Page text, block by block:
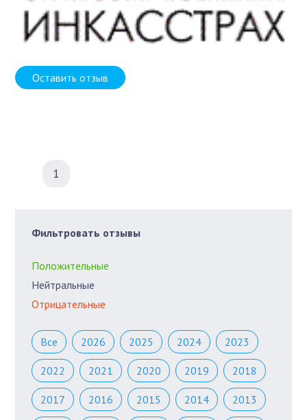
Оставить отзыв
1
Фильтровать отзывы
Положительные
Нейтральные
Отрицательные
Все 2026 2025 2024 2023
2022 2021 2020 2019 2018
2017 2016 2015 2014 2013